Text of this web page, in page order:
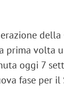
della
prima volta
oggi 7
fase per